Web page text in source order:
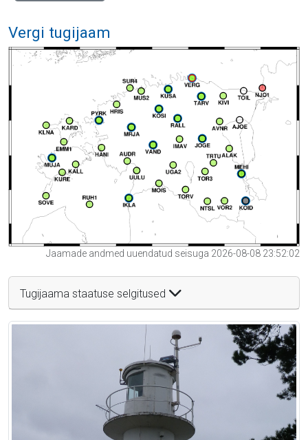
Vergi tugijaam
Jaamade andmed uuendatud seisuga 2026-08-08 23:52:02
Tugijaama staatuse selgitused